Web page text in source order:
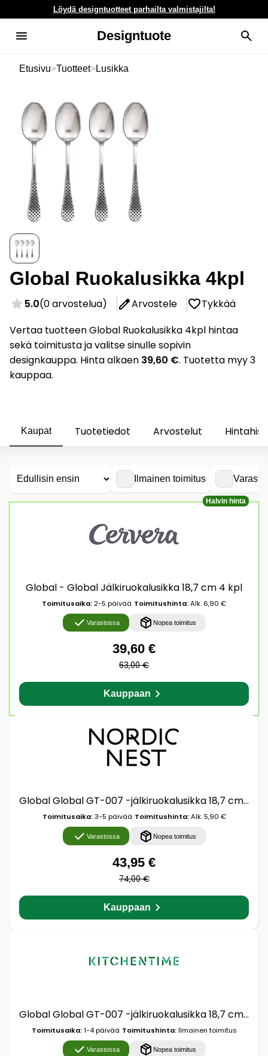
Löydä designtuotteet parhailta valmistajilta!
Designtuote
Etusivu>Tuotteet>Lusikka
Global Ruokalusikka 4kpl
5.0(0 arvostelua) Arvostele
Tykkää
Vertaa tuotteen Global Ruokalusikka 4kpl hintaa
sekä toimitusta ja valitse sinulle sopivin
designkauppa. Hinta alkaen 39,60 €. Tuotetta myy 3
kauppaa.
Kaupat Tuotetiedot Arvostelut
Ilmainen toimitus
Halvin hinta
Global - Global Jälkiruokalusikka 18,7 cm 4 kpl
Toimitusaika: 2-5 päivää Toimitushinta:Alk. 6,90 €
Varastossa Nopea toimitus
39,60 €
63,00 €
Kauppaan
Global Global GT-007 -jälkiruokalusikka 18,7 cm 4-pakkaus
Toimitusaika:3-5 päivää Toimitushinta:Alk. 5,90 €
Varastossa Nopea toimitus
43,95 €
74,00 €
Kauppaan
Global Global GT-007 -jälkiruokalusikka 18,7 cm 4-pakkaus
Toimitusaika:1-4 päivää Toimitushinta:Ilmainen toimitus
Varastossa Nopea toimitus